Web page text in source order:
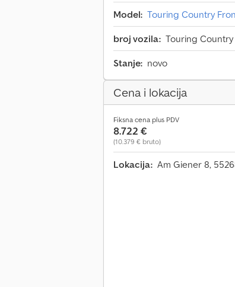
Model: Touring Country
broj vozila: Touring
Stanje: novo
Cena i lokacija
Fiksna cena plus PDV
8.722 €
(10.379 € bruto)
Lokacija: Am Giener 8,